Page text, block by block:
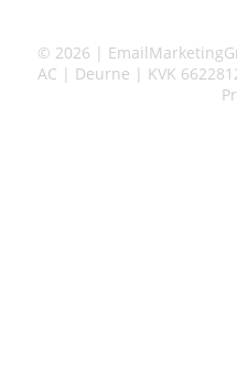
© 2026 |
AC | Deurne | KVK